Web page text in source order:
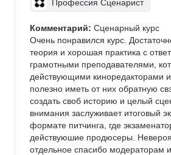
Профессия Сценарист
Комментарий: Сценарный курс
Очень понравился курс.
теория и хорошая практика с
грамотными преподавателями,
действующими киноредакторами
полезно иметь от них обратную
создать своб историю и целый
внимания заслуживает итоговый
формате питчинга, где
действуюшие продюсеры.
отдельное спасибо модераторам и